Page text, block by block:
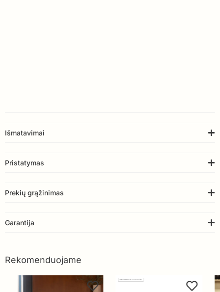
Išmatavimai
Pristatymas
Prekių grąžinimas
Garantija
Rekomenduojame